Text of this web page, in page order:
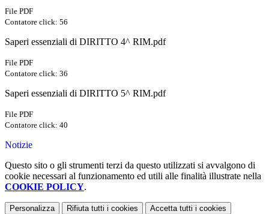
File PDF
Contatore click: 56
Saperi essenziali di DIRITTO 4^ RIM.pdf
File PDF
Contatore click: 36
Saperi essenziali di DIRITTO 5^ RIM.pdf
File PDF
Contatore click: 40
Notizie
Questo sito o gli strumenti terzi da questo utilizzati si avvalgono di
cookie necessari al funzionamento ed utili alle finalità illustrate nella
COOKIE POLICY.
Personalizza Rifiuta tutti i cookies Accetta tutti i cookies